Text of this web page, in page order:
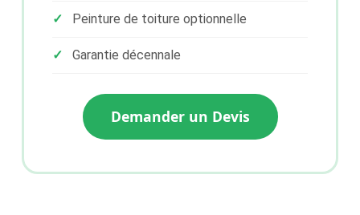
Peinture de toiture optionnelle
Garantie décennale
Demander un Devis